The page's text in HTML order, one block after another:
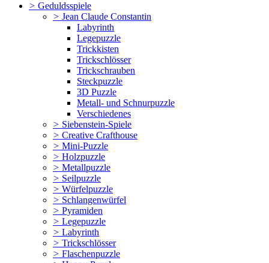
> Geduldsspiele
> Jean Claude Constantin
Labyrinth
Legepuzzle
Trickkisten
Trickschlösser
Trickschrauben
Steckpuzzle
3D Puzzle
Metall- und Schnurpuzzle
Verschiedenes
> Siebenstein-Spiele
> Creative Crafthouse
> Mini-Puzzle
> Holzpuzzle
> Metallpuzzle
> Seilpuzzle
> Würfelpuzzle
> Schlangenwürfel
> Pyramiden
> Legepuzzle
> Labyrinth
> Trickschlösser
> Flaschenpuzzle